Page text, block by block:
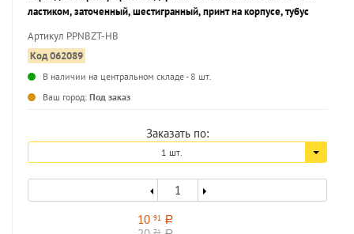
ластиком, заточенный, шестигранный, принт на корпусе, тубус
Артикул PPNBZT-HB
Код 062089
В наличии на центральном складе - 8 шт.
Ваш город: Под заказ
Заказать по:
1 шт.
10 91 a
71